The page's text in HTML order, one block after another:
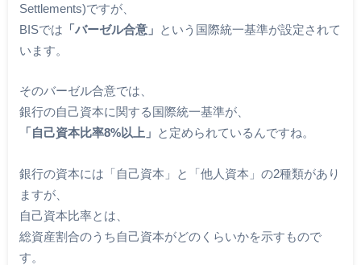
Settlements)ですが、
BISでは 「バーゼル合意」 という国際統一基準が設定されて
います。
そのバーゼル合意では、
銀行の自己資本に関する国際統一基準が、
「自己資本比率8%以上」 と定められているんですね。
銀行の資本には「自己資本」と「他人資本」の2種類があり
ますが、
自己資本比率とは、
総資産割合のうち自己資本がどのくらいかを示すもので
す。